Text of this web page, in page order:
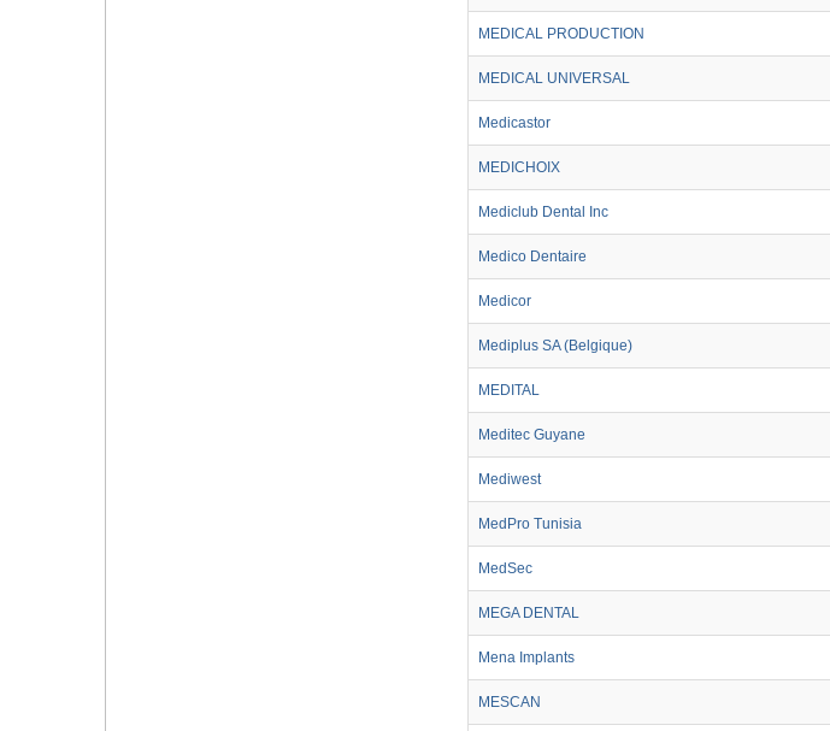
MEDICAL PRODUCTION
MEDICAL UNIVERSAL
Medicastor
MEDICHOIX
Mediclub Dental Inc
Medico Dentaire
Medicor
Mediplus SA (Belgique)
MEDITAL
Meditec Guyane
Mediwest
MedPro Tunisia
MedSec
MEGA DENTAL
Mena Implants
MESCAN